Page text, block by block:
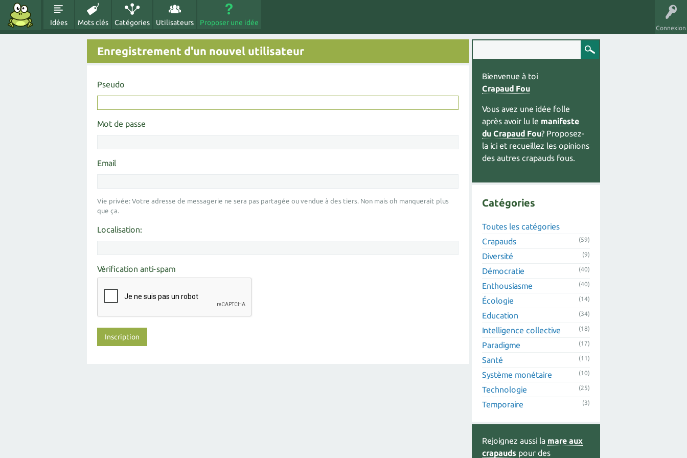
Connexion
Idées Mots clés Catégories Utilisateurs Proposer une idée
Enregistrement d'un nouvel utilisateur
Pseudo
Mot de passe
Email
Vie privée: Votre adresse de messagerie ne sera pas partagée ou vendue à des tiers. Non mais oh manquerait plus
que ça.
Localisation:
Vérification anti-spam
Bienvenue à toi
Crapaud Fou
Vous avez une idée folle
après avoir lu le manifeste
du Crapaud Fou? Proposez-
la ici et recueillez les opinions
des autres crapauds fous.
Catégories
Toutes les catégories
Crapauds
(59)
Diversité (9)
Démocratie (40)
Enthousiasme (40)
Écologie (14)
Education (34)
Intelligence collective (18)
Paradigme (17)
Santé (11)
Système monétaire (10)
Technologie (25)
Temporaire (3)
Rejoignez aussi la mare aux
crapauds pour des